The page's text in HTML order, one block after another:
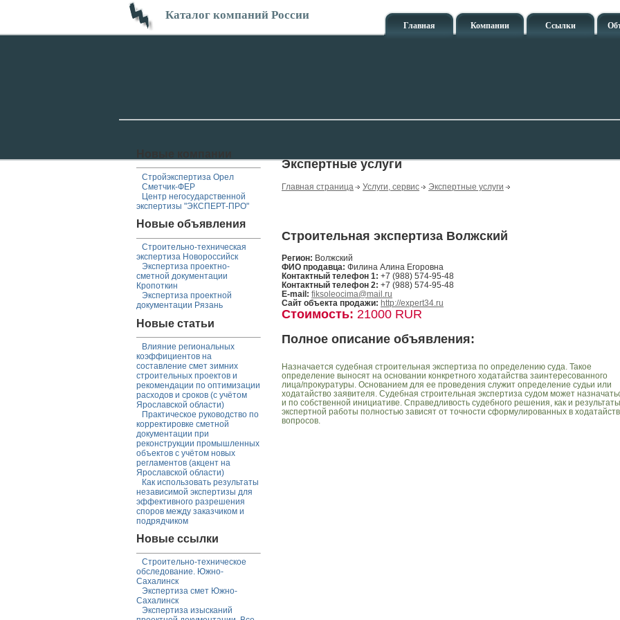
Каталог компаний России
Главная Компании Ссылки
Стройэкспертиза Орел
Сметчик-ФЕР
Центр негосударственной
экспертизы "ЭКСПЕРТ-ПРО"
Новые объявления
Строительно-техническая
экспертиза Новороссийск
Экспертиза проектно-
сметной документации
Кропоткин
Экспертиза проектной
документации Рязань
Новые статьи
Влияние региональных
коэффициентов на
составление смет зимних
строительных проектов и
рекомендации по оптимизации
расходов и сроков (с учётом
Ярославской области)
Практическое руководство по
корректировке сметной
документации при
реконструкции промышленных
объектов с учётом новых
регламентов (акцент на
Ярославской области)
Как использовать результаты
независимой экспертизы для
эффективного разрешения
споров между заказчиком и
подрядчиком
Новые ссылки
Строительно-техническое
обследование. Южно-
Сахалинск
Экспертиза смет Южно-
Сахалинск
Экспертиза изысканий
Экспертные услуги
Главная страница Услуги, сервис Экспертные услуги
Строительная экспертиза Волжский
Регион: Волжский
ФИО продавца: Филина Алина Егоровна
Контактный телефон 1: +7 (988) 574-95-48
Контактный телефон 2: +7 (988) 574-95-48
E-mail: fiksoleocima@mail.ru
Сайт объекта продажи: http://expert34.ru
Стоимость: 21000 RUR
Полное описание объявления:
Назначается судебная строительная экспертиза по определению суда. Такое
определение выносят на основании конкретного ходатайства заинтересованного
лица/прокуратуры. Основанием для ее проведения служит определение судьи или
ходатайство заявителя. Судебная строительная экспертиза судом может
и по собственной инициативе. Справедливость судебного решения, как и результаты
экспертной работы полностью зависят от точности сформулированных в
вопросов.